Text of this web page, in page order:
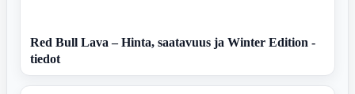
Red Bull Lava – Hinta, saatavuus ja Winter Edition -
tiedot